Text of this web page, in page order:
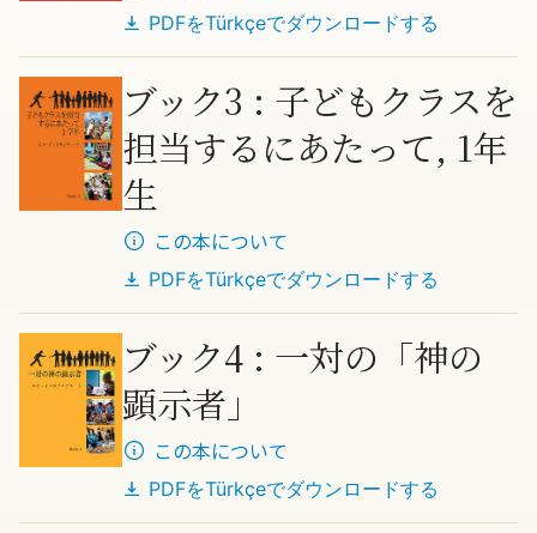
PDFをTürkçeでダウンロードする
ブック3 : 子どもクラスを
担当するにあたって, 1年
生
この本について
PDFをTürkçeでダウンロードする
ブック4 : 一対の「神の
顕示者」
この本について
PDFをTürkçeでダウンロードする